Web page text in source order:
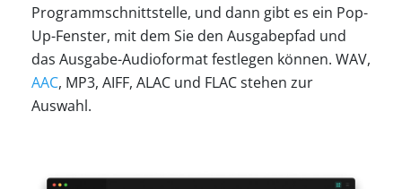
Programmschnittstelle, und dann gibt es ein Pop-
Up-Fenster, mit dem Sie den Ausgabepfad und
das Ausgabe-Audioformat festlegen können. WAV,
AAC, MP3, AIFF, ALAC und FLAC stehen zur
Auswahl.